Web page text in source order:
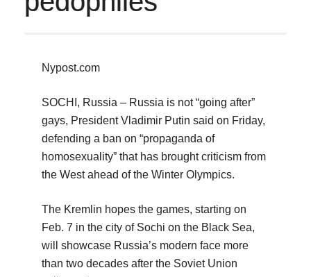
Nypost.com
SOCHI, Russia – Russia is not “going after”
gays, President Vladimir Putin said on Friday,
defending a ban on “propaganda of
homosexuality” that has brought criticism from
the West ahead of the Winter Olympics.
The Kremlin hopes the games, starting on
Feb. 7 in the city of Sochi on the Black Sea,
will showcase Russia’s modern face more
than two decades after the Soviet Union